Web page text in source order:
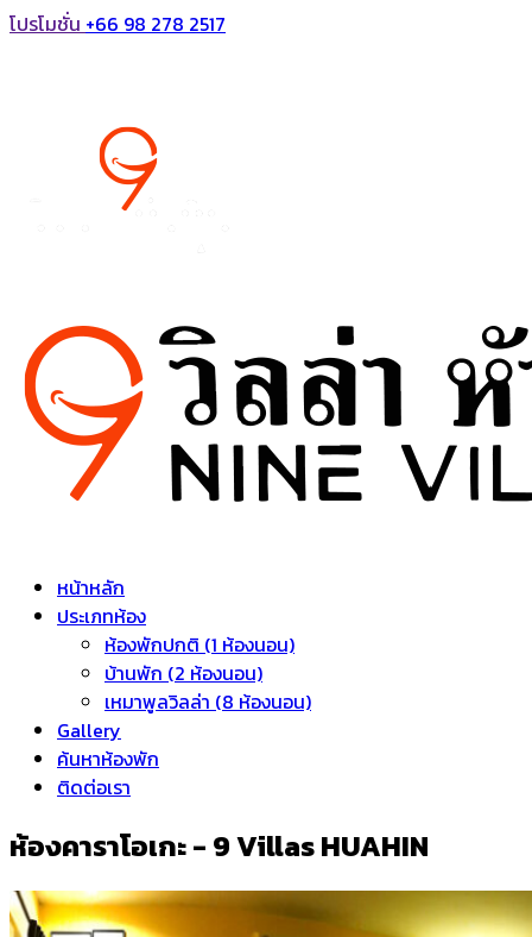
โปรโมชั่น +66 98 278 2517
หน้าหลัก
ประเภทห้อง
ห้องพักปกติ (1 ห้องนอน)
บ้านพัก (2 ห้องนอน)
เหมาพูลวิลล่า (8 ห้องนอน)
Gallery
ค้นหาห้องพัก
ติดต่อเรา
ห้องคาราโอเกะ - 9 Villas HUAHIN